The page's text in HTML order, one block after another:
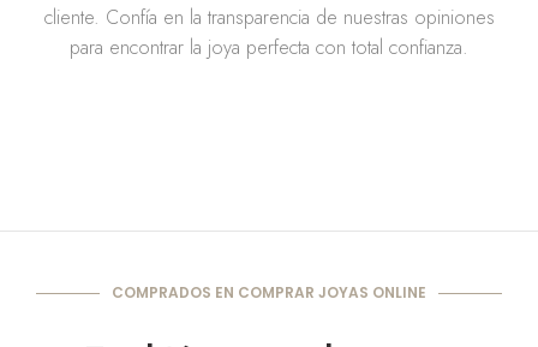
cliente. Confía en la transparencia de nuestras opiniones
para encontrar la joya perfecta con total confianza.
COMPRADOS EN COMPRAR JOYAS ONLINE